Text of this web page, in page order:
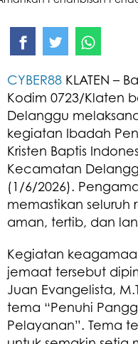
CYBER88 KLATEN –
Kodim 0723/Klaten
Delanggu
kegiatan Ibadah
Kristen Baptis
Kecamatan
(1/6/2026).
memastikan
aman, tertib, dan
Kegiatan
jemaat tersebut
Juan Evangelista,
tema “Penuhi
Pelayanan”. Tema